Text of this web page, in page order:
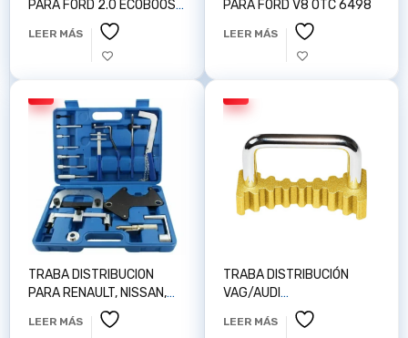
PARA FORD 2.0 ECOBOOST
AUTOPOP Z100264
LEER MÁS
PARA FORD V8 OTC 6498
LEER MÁS
TRABA DISTRIBUCION
PARA RENAULT, NISSAN,
OPEL, VOLVO 1.2 1.4 1.6 2.0
16V 1.9 2.5 2. AUTOPOP
LEER MÁS
TRABA DISTRIBUCIÓN
VAG/AUDI
A3/GOLF/SKODA
X003R7HMUZ
LEER MÁS